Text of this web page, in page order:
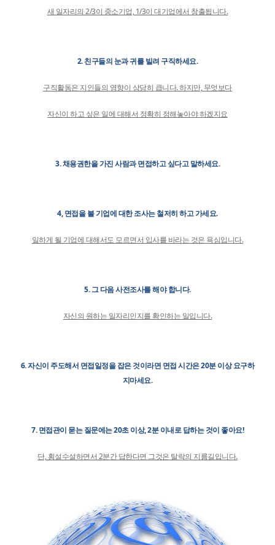
새 일자리의 2/3이 중소기업, 1/3이 대기업에서 창출됩니다.
2. 친구들의 눈과 귀를 빌려 구직하세요.
구직활동은 지인들의 영향이 상당히 큽니다. 하지만, 무엇보다
자신이 하고 싶은 일에 대해서 정확히 정해놓아야 하겠지요
3. 채용권한을 가진 사람과 면접하고 싶다고 말하세요.
4, 면접을 볼 기업에 대한 조사는 철저히 하고 가세요.
일하게 될 기업에 대해서도 모르면서 입사를 바라는 것은 욕심입니다.
5. 그 다음 사전조사를 해야 합니다.
자신의 원하는 일자리인지를 확인하는 일입니다.
6. 자신이 주도해서 면접일정을 잡은 것이라면 면접 시간은 20분 이상 요구하
지마세요.
7. 면접관이 묻는 질문에는 20초 이상, 2분 이내로 답하는 것이 좋아요!
단, 횡설수설하면서 2분간 답한다면 그것은 탈락의 지름길입니다.